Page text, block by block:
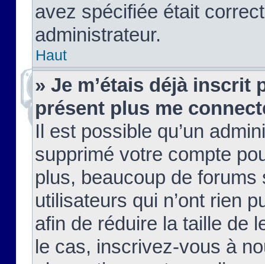
avez spécifiée était
administrateur.
Haut
» Je m’étais déjà inscrit
présent plus me
Il est possible qu’un
supprimé votre compte
plus, beaucoup de
utilisateurs qui n’ont rien
afin de réduire la taille de
le cas, inscrivez-vous à